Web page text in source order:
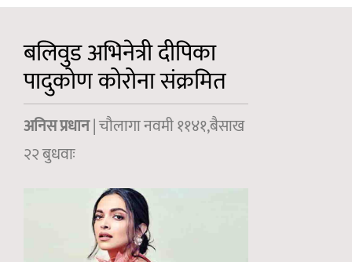
बलिवुड अभिनेत्री दीपिका
पादुकोण कोरोना संक्रमित
अनिस प्रधान| चौलागा नवमी ११४१,बैसाख
२२ बुधवाः